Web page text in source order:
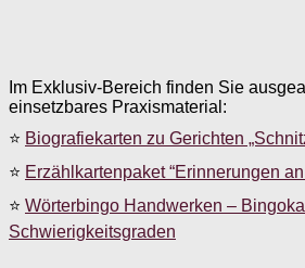
Im Exklusiv-Bereich finden Sie
einsetzbares Praxismaterial:
⭐ Biografiekarten zu Gerichten
⭐ Erzählkartenpaket “Erinnerungen
⭐ Wörterbingo Handwerken –
Schwierigkeitsgraden